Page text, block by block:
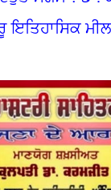
ਇਤਿਹਾਸਿਕ